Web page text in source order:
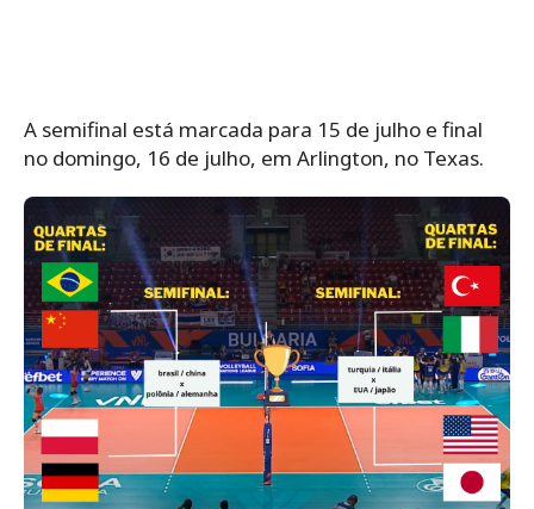
A semifinal está marcada para 15 de julho e final
no domingo, 16 de julho, em Arlington, no Texas.